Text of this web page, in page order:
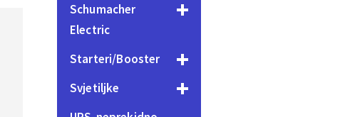
Schumacher
Electric
Starteri/Booster
Svjetiljke